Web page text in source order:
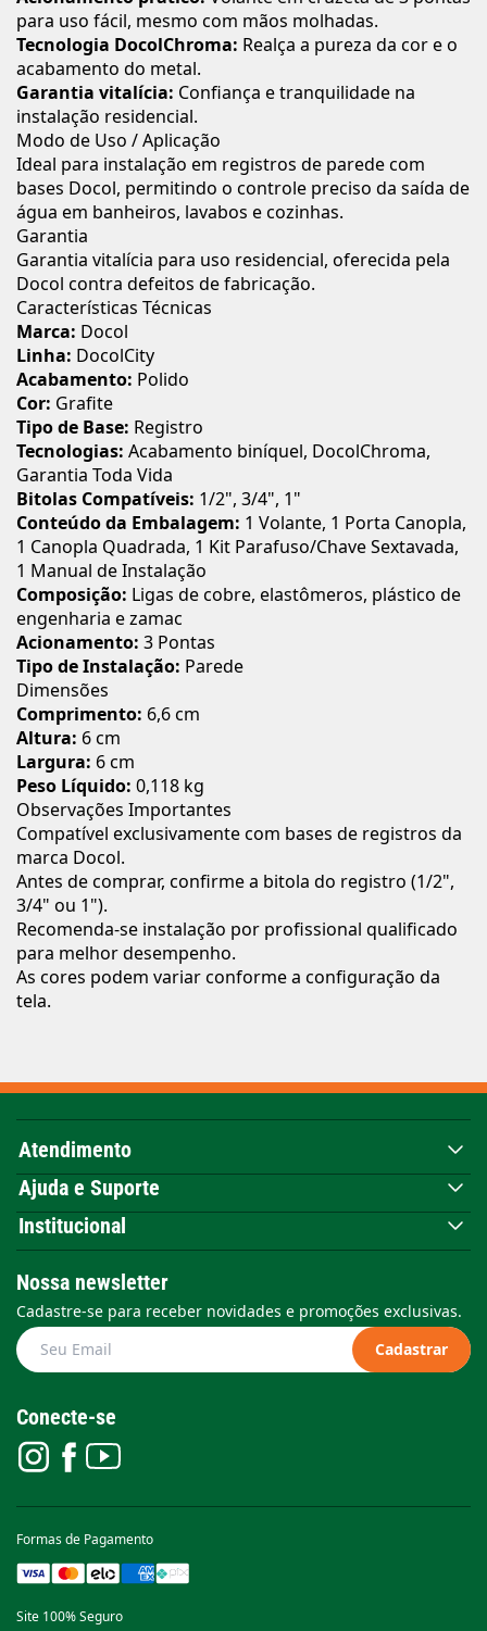
para uso fácil, mesmo com mãos molhadas.
Tecnologia DocolChroma: Realça a pureza da cor e o
acabamento do metal.
Garantia vitalícia: Confiança e tranquilidade na
instalação residencial.
Modo de Uso / Aplicação
Ideal para instalação em registros de parede com
bases Docol, permitindo o controle preciso da saída de
água em banheiros, lavabos e cozinhas.
Garantia
Garantia vitalícia para uso residencial, oferecida pela
Docol contra defeitos de fabricação.
Características Técnicas
Marca: Docol
Linha: DocolCity
Acabamento: Polido
Cor: Grafite
Tipo de Base: Registro
Tecnologias: Acabamento biníquel, DocolChroma,
Garantia Toda Vida
Bitolas Compatíveis: 1/2", 3/4", 1"
Conteúdo da Embalagem: 1 Volante, 1 Porta Canopla,
1 Canopla Quadrada, 1 Kit Parafuso/Chave Sextavada,
1 Manual de Instalação
Composição: Ligas de cobre, elastômeros, plástico de
engenharia e zamac
Acionamento: 3 Pontas
Tipo de Instalação: Parede
Dimensões
Comprimento: 6,6 cm
Altura: 6 cm
Largura: 6 cm
Peso Líquido: 0,118 kg
Observações Importantes
Compatível exclusivamente com bases de registros da
marca Docol.
Antes de comprar, confirme a bitola do registro (1/2",
3/4" ou 1").
Recomenda-se instalação por profissional qualificado
para melhor desempenho.
As cores podem variar conforme a configuração da
tela.
Atendimento
Ajuda e Suporte
Institucional
Nossa newsletter
Cadastre-se para receber novidades e promoções exclusivas.
Cadastrar
Conecte-se
Formas de Pagamento
Site 100% Seguro